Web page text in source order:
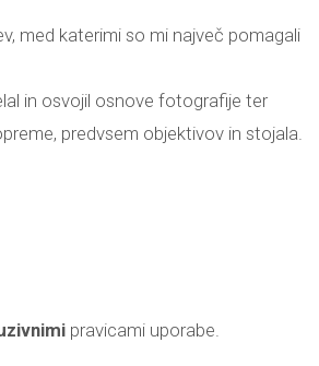
med katerimi so mi največ pomagali
in osvojil osnove fotografije ter
predvsem objektivov in stojala.
pravicami uporabe.